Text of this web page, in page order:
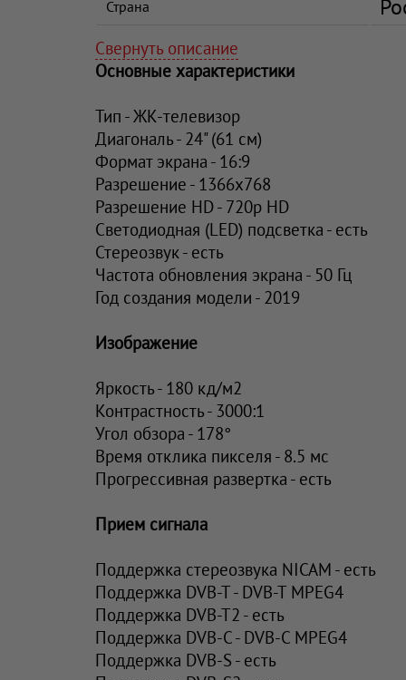
Страна
Свернуть описание
Основные характеристики
Тип - ЖК-телевизор
Диагональ - 24" (61 см)
Формат экрана - 16:9
Разрешение - 1366x768
Разрешение HD - 720p HD
Светодиодная (LED) подсветка - есть
Стереозвук - есть
Частота обновления экрана - 50 Гц
Год создания модели - 2019
Изображение
Яркость - 180 кд/м2
Контрастность - 3000:1
Угол обзора - 178°
Время отклика пикселя - 8.5 мс
Прогрессивная развертка - есть
Прием сигнала
Поддержка стереозвука NICAM - есть
Поддержка DVB-T - DVB-T MPEG4
Поддержка DVB-T2 - есть
Поддержка DVB-C - DVB-C MPEG4
Поддержка DVB-S - есть